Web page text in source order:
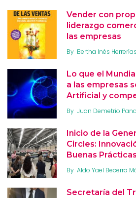
Vender con
liderazgo
las empresas
By Bertha Inés
Lo que el
a las empresas
Artificial y
By Juan Demetrio
Inicio de la
Circles:
Buenas
By Aldo Yael Becerra
Secretaría del